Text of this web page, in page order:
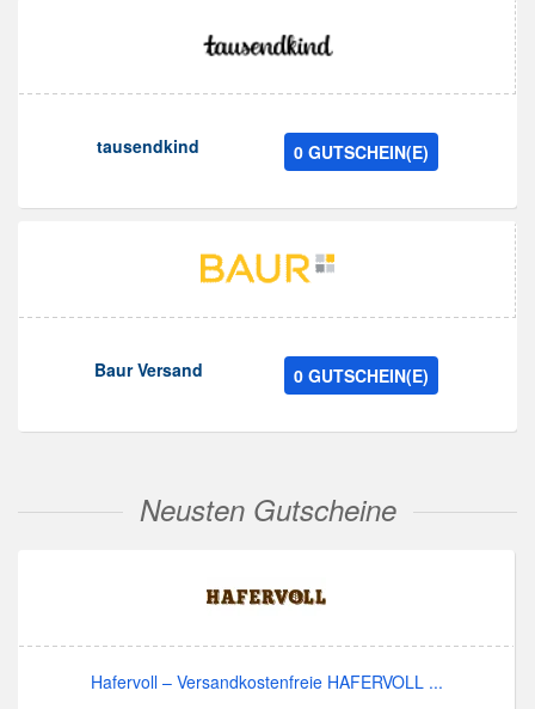
tausendkind 0 GUTSCHEIN(E)
Baur Versand 0 GUTSCHEIN(E)
Neusten Gutscheine
Hafervoll – Versandkostenfreie HAFERVOLL ...